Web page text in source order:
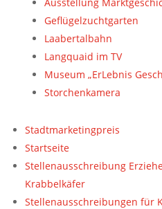
Ausstellung
Geflügelzuchtgarten
Laabertalbahn
Langquaid im TV
Museum „ErLebnis
Storchenkamera
Stadtmarketingpreis
Startseite
Stellenausschreibung
Krabbelkäfer
Stellenausschreibungen für